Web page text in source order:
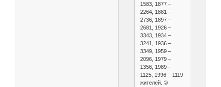
1583, 1877 –
2264, 1881 –
2736, 1897 –
2681, 1926 –
3343, 1934 –
3241, 1936 –
3349, 1959 –
2096, 1979 –
1356, 1989 –
1125, 1996 – 1119
жителей. ©